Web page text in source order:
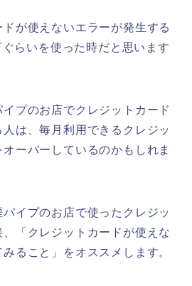
が使えないエラーが発生する
らいを使った時だと思います
プのお店でクレジットカード
は、毎月利用できるクレジッ
ーバーしているのかもしれま
イプのお店で使ったクレジッ
、「クレジットカードが使えな
ること」をオススメします。